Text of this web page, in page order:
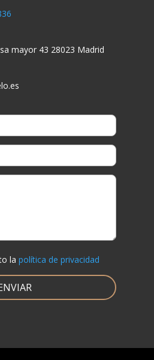
mayor 43 28023 Madrid
la política de privacidad